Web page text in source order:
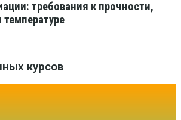
требования к прочности,
температуре
курсов